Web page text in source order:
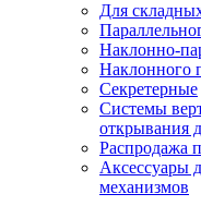
Для
Наклонно-
Наклонного
Секретерные
Системы
открывания
Распродажа
Аксессуары
механизмов